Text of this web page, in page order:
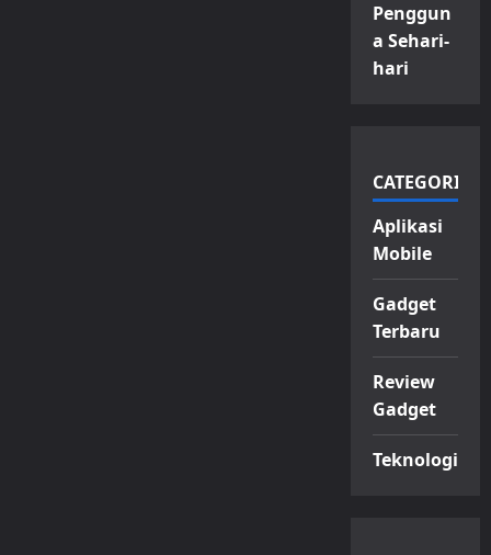
Penggun
a Sehari-
hari
CATEGORIES
Aplikasi
Mobile
Gadget
Terbaru
Review
Gadget
Teknologi